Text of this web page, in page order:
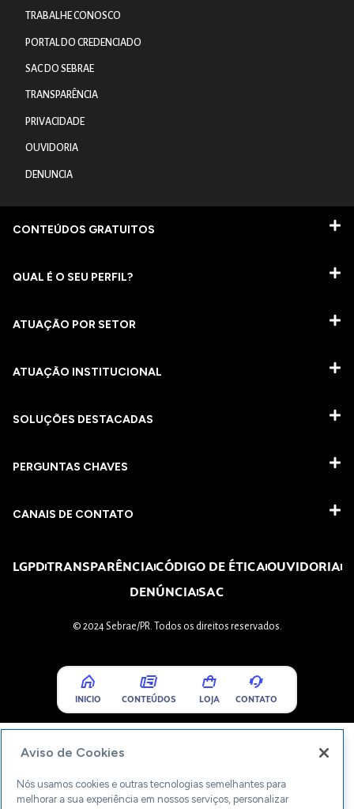
TRABALHE CONOSCO
PORTAL DO CREDENCIADO
SAC DO SEBRAE
TRANSPARÊNCIA
PRIVACIDADE
OUVIDORIA
DENUNCIA
CONTEÚDOS GRATUITOS
QUAL É O SEU PERFIL?
ATUAÇÃO POR SETOR
ATUAÇÃO INSTITUCIONAL
SOLUÇÕES DESTACADAS
PERGUNTAS CHAVES​
CANAIS DE CONTATO
LGPDTRANSPARÊNCIACÓDIGO DE ÉTICAOUVIDORIA
DENÚNCIASAC
© 2024 Sebrae/PR. Todos os direitos reservados.
INICIO CONTEÚDOS LOJA CONTATO
Aviso de Cookies
Nós usamos cookies e outras tecnologias semelhantes para
melhorar a sua experiência em nossos serviços, personalizar